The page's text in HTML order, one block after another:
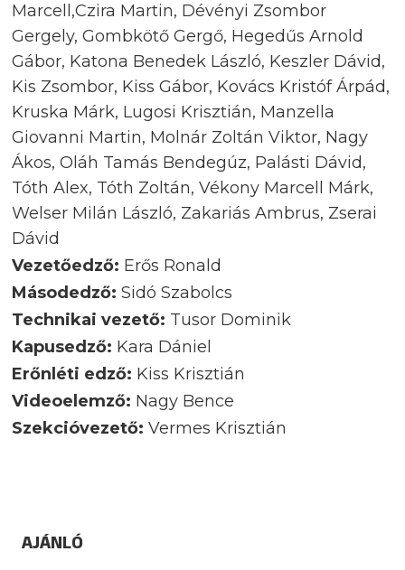
Marcell,Czira Martin, Dévényi Zsombor
Gergely, Gombkötő Gergő, Hegedűs Arnold
Gábor, Katona Benedek László, Keszler Dávid,
Kis Zsombor, Kiss Gábor, Kovács Kristóf Árpád,
Kruska Márk, Lugosi Krisztián, Manzella
Giovanni Martin, Molnár Zoltán Viktor, Nagy
Ákos, Oláh Tamás Bendegúz, Palásti Dávid,
Tóth Alex, Tóth Zoltán, Vékony Marcell Márk,
Welser Milán László, Zakariás Ambrus, Zserai
Dávid
Vezetőedző: Erős Ronald
Másodedző: Sidó Szabolcs
Technikai vezető: Tusor Dominik
Kapusedző: Kara Dániel
Erőnléti edző: Kiss Krisztián
Videoelemző: Nagy Bence
Szekcióvezető: Vermes Krisztián
AJÁNLÓ